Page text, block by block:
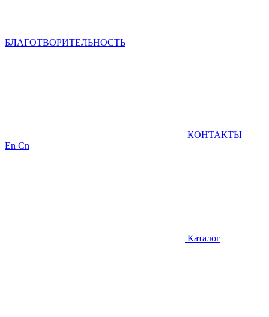
БЛАГОТВОРИТЕЛЬНОСТЬ
КОНТАКТЫ
En Cn
Каталог